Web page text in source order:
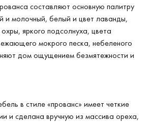
составляют основную палитру
и молочный, белый и цвет лаванды,
яркого подсолнуха, цвета
мокрого песка, небеленого
дом ощущением безмятежности и
в стиле «прованс» имеет четкие
и сделана вручную из массива ореха,